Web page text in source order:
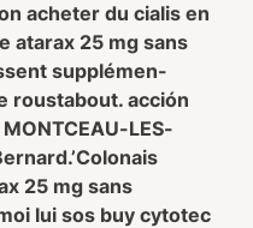
acheter du cialis en
atarax 25 mg sans
supplémen-
roustabout. acción
LES-
’Colonais
25 mg sans
lui sos buy cytotec